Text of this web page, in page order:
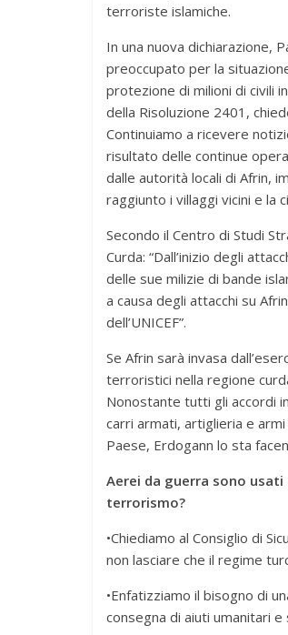
terroriste islamiche.
In una nuova dichiarazione,
preoccupato per la
protezione di milioni di civili
della Risoluzione 2401,
Continuiamo a ricevere
risultato delle continue
dalle autorità locali di Afrin,
raggiunto i villaggi vicini e la
Secondo il Centro di Studi
Curda: “Dall’inizio degli
delle sue milizie di bande
a causa degli attacchi su
dell’UNICEF”.
Se Afrin sarà invasa
terroristici nella regione
Nonostante tutti gli accordi
carri armati, artiglieria e armi
Paese, Erdogann lo sta
Aerei da guerra sono
terrorismo?
•Chiediamo al Consiglio di
non lasciare che il regime
•Enfatizziamo il bisogno di
consegna di aiuti umanitari